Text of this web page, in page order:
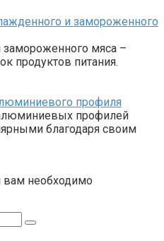
и замороженного
мяса –
продуктов питания.
профиля
профилей
благодаря своим
вам необходимо